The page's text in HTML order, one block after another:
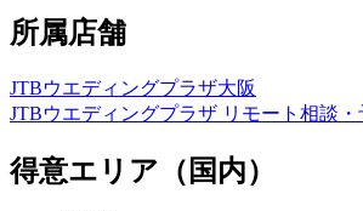
所属店舗
JTBウエディングプラザ大阪
JTBウエディングプラザ リモート相談
得意エリア（国内）